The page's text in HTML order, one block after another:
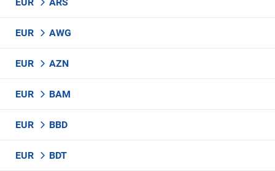
EUR AWG
EUR AZN
EUR BAM
EUR BBD
EUR BDT